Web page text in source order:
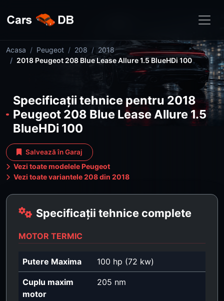
Acasa Peugeot 208
2018
2018 Peugeot 208 Blue Lease Allure 1.5 BlueHDi 100
Specificații tehnice pentru 2018
Peugeot 208 Blue Lease Allure 1.5
BlueHDi 100
Salvează în Garaj
Vezi toate modelele Peugeot
Vezi toate variantele 208 din 2018
Specificații tehnice complete
MOTOR TERMIC
Putere Maxima 100 hp (72 kw)
Cuplu maxim
motor
205 nm